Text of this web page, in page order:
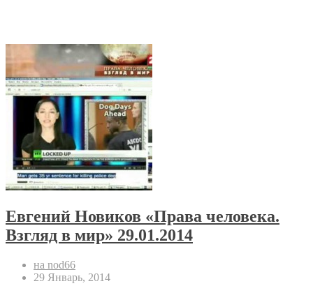
Евгений Новиков «Права человека.
Взгляд в мир» 29.01.2014
на nod66
29 Январь, 2014